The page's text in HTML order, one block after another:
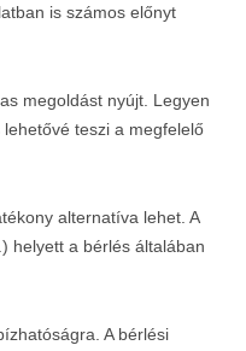
is számos előnyt
megoldást nyújt. Legyen
teszi a megfelelő
alternatíva lehet. A
helyett a bérlés általában
A bérlési